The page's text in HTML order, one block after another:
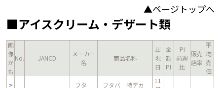
▲ページトップへ
■アイスクリーム・デザート類
画
像
か
も
No. JANCD
メーカー
名
商品名称
出
現
日
金
額
PI
PI
前週
比
販売
店率
平
均
売
価
フタ
フタバ 特デカ
11